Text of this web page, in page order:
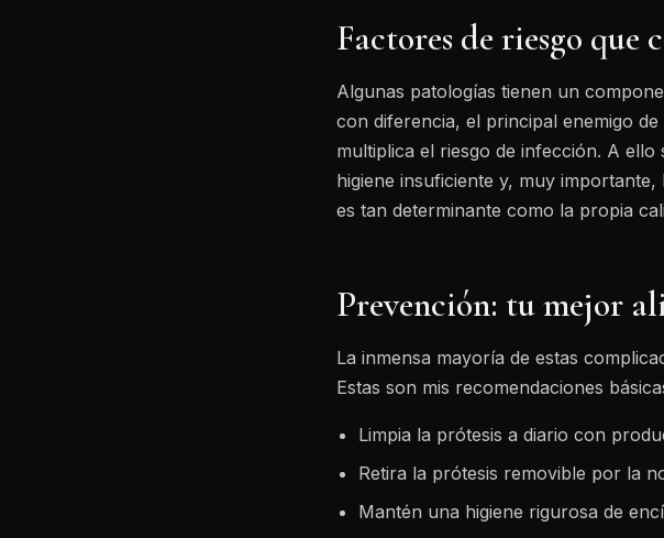
Factores de riesgo que
Algunas patologías tienen un
con diferencia, el principal enemigo
multiplica el riesgo de infección. A
higiene insuficiente y, muy
es tan determinante como la propia
Prevención: tu mejor
La inmensa mayoría de estas
Estas son mis recomendaciones
Limpia la prótesis a diario con
Retira la prótesis removible por la
Mantén una higiene rigurosa de